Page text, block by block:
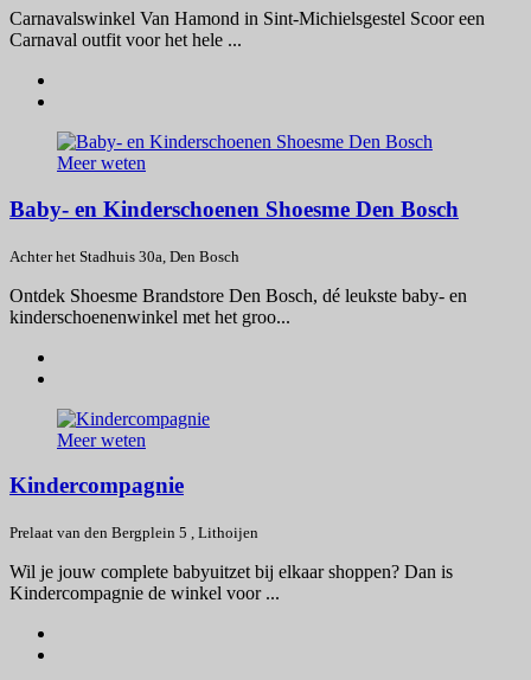
Carnavalswinkel Van Hamond in Sint-Michielsgestel Scoor een
Carnaval outfit voor het hele ...
Meer weten
Baby- en Kinderschoenen Shoesme Den Bosch
Achter het Stadhuis 30a, Den Bosch
Ontdek Shoesme Brandstore Den Bosch, dé leukste baby- en
kinderschoenenwinkel met het groo...
Meer weten
Kindercompagnie
Prelaat van den Bergplein 5 , Lithoijen
Wil je jouw complete babyuitzet bij elkaar shoppen? Dan is
Kindercompagnie de winkel voor ...